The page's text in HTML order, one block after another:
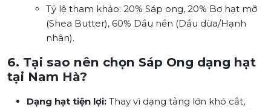
Tỷ lệ tham khảo: 20% Sáp ong, 20% Bơ hạt mỡ
(Shea Butter), 60% Dầu nền (Dầu dừa/Hạnh
nhân).
6. Tại sao nên chọn Sáp Ong dạng hạt
tại Nam Hà?
Dạng hạt tiện lợi: Thay vì dạng tảng lớn khó cắt,